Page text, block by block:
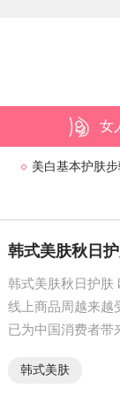
女
美白基本护肤
韩式美肤秋日
韩式美肤秋日护肤
线上商品周越来越
已为中国消费者带
韩式美肤